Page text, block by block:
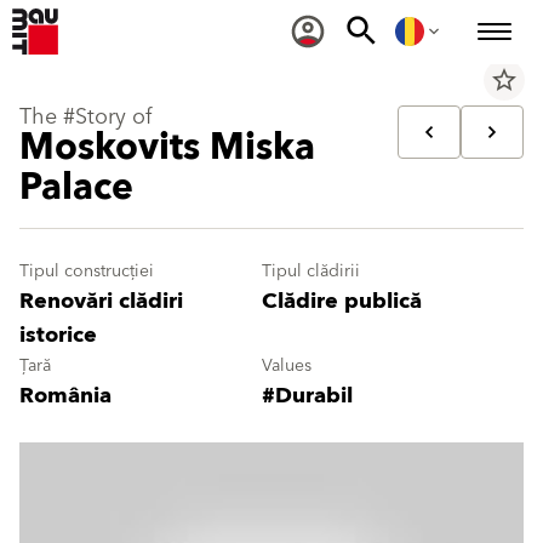
star_border
The #Story of
Moskovits Miska
Palace
Tipul construcției
Renovări clădiri
istorice
Tipul clădirii
Clădire publică
Țară
România
Values
#Durabil